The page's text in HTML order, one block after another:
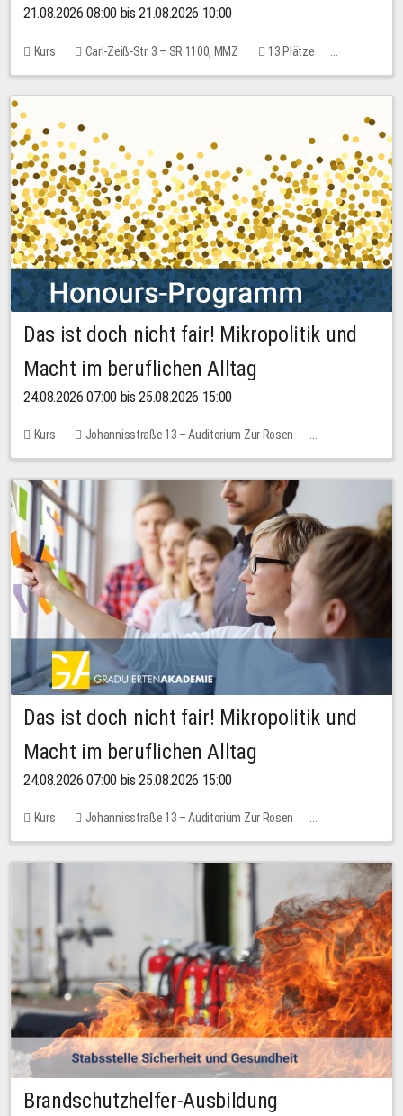
21.08.2026 08:00 bis 21.08.2026 10:00
Kurs Carl-Zeiß-Str. 3 – SR 1100, MMZ
13 Plätze
10,00 EUR
Das ist doch nicht fair! Mikropolitik und
Macht im beruflichen Alltag
24.08.2026 07:00 bis 25.08.2026 15:00
Kurs
Johannisstraße 13 – Auditorium Zur Rosen
Keine freien Plätze
Das ist doch nicht fair! Mikropolitik und
Macht im beruflichen Alltag
24.08.2026 07:00 bis 25.08.2026 15:00
Kurs
Johannisstraße 13 – Auditorium Zur Rosen
Keine freien Plätze
30,00 EUR
Brandschutzhelfer-Ausbildung